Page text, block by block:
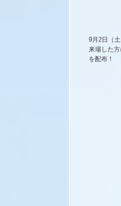
9月2日（
来場した
を配布！